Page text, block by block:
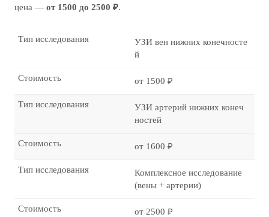
цена — от 1500 до 2500 ₽.
УЗИ вен нижних конечносте
й
Тип исследования
от 1500 ₽
Стоимость
УЗИ артерий нижних конеч
ностей
Тип исследования
от 1600 ₽
Стоимость
Комплексное исследование
(вены + артерии)
Тип исследования
от 2500 ₽
Стоимость